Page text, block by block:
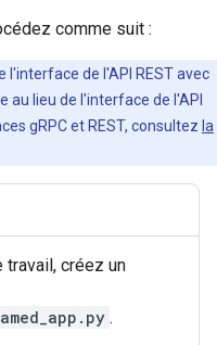
comme suit :
l'interface de l'API REST avec
au lieu de l'interface de l'API
gRPC et REST, consultez la
travail, créez un
.